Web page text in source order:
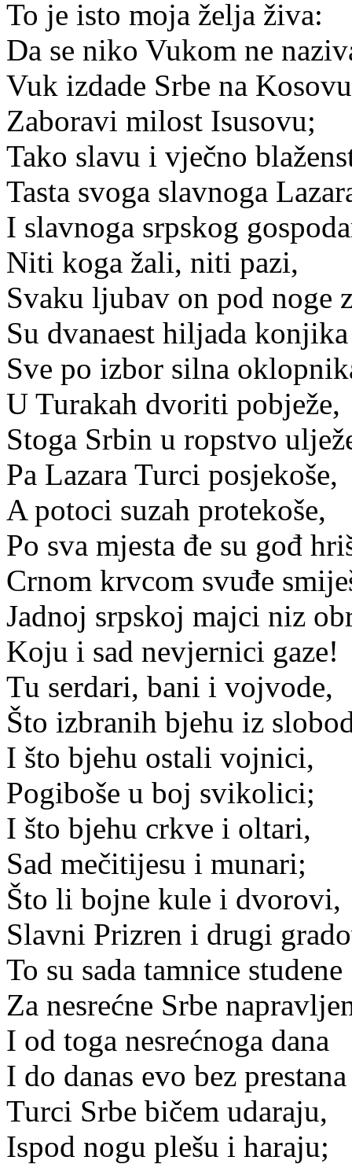
To je isto moja želja živa:
Da se niko Vukom ne
Vuk izdade Srbe na
Zaboravi milost Isusovu;
Tako slavu i vječno
Tasta svoga slavnoga
I slavnoga srpskog
Niti koga žali, niti pazi,
Svaku ljubav on pod noge
Su dvanaest hiljada konjika
Sve po izbor silna
U Turakah dvoriti pobježe,
Stoga Srbin u ropstvo
Pa Lazara Turci posjekoše,
A potoci suzah protekoše,
Po sva mjesta đe su gođ
Crnom krvcom svuđe
Jadnoj srpskoj majci niz
Koju i sad nevjernici gaze!
Tu serdari, bani i vojvode,
Što izbranih bjehu iz
I što bjehu ostali vojnici,
Pogiboše u boj svikolici;
I što bjehu crkve i oltari,
Sad mečitijesu i munari;
Što li bojne kule i dvorovi,
Slavni Prizren i drugi
To su sada tamnice studene
Za nesrećne Srbe
I od toga nesrećnoga dana
I do danas evo bez prestana
Turci Srbe bičem udaraju,
Ispod nogu plešu i haraju;